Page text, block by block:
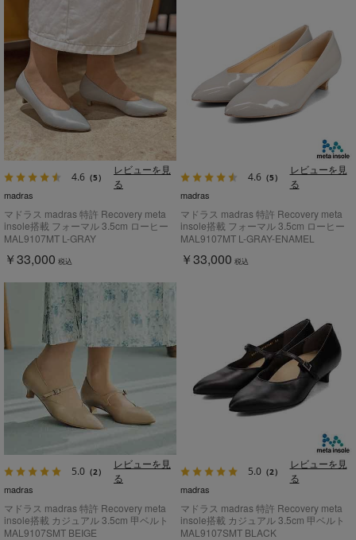
4.6 （5）
レビューを見
る
madras
マドラス madras 特許 Recovery meta
insole搭載 フォーマル 3.5cm ローヒー
ルパンプス MAL9107MT
MAL9107MT L-GRAY
￥33,000 税込
4.6（5）
レビューを見
る
madras
マドラス madras 特許 Recovery meta
insole搭載 フォーマル 3.5cm ローヒー
ルパンプス MAL9107MT
MAL9107MT L-GRAY-ENAMEL
￥33,000 税込
5.0 （2）
レビューを見
る
madras
マドラス madras 特許 Recovery meta
insole搭載 カジュアル 3.5cm 甲ベルト
付き ローヒールパンプス MAL9107SMT
MAL9107SMT BEIGE
5.0（2）
レビューを見
る
madras
マドラス madras 特許 Recovery meta
insole搭載 カジュアル 3.5cm 甲ベルト
付き ローヒールパンプス MAL9107SMT
MAL9107SMT BLACK